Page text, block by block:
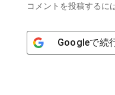
コメントを投稿するに
Googleで続